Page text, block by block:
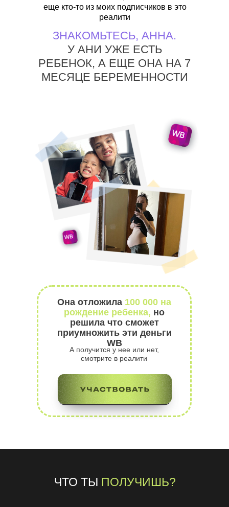
@anna_borodiina
Она отложила 100 000 на
рождение ребенка, но
решила что сможет
приумножить эти деньги
WB
ЗНАКОМЬТЕСЬ, АННА.
У АНИ УЖЕ ЕСТЬ
РЕБЕНОК, А ЕЩЕ ОНА НА 7
МЕСЯЦЕ БЕРЕМЕННОСТИ
А получится у нее или нет,
смотрите в реалити
еще кто-то из моих подписчиков в это
реалити
ЧТО ТЫ ПОЛУЧИШЬ?